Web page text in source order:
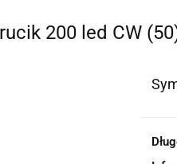
200 led CW